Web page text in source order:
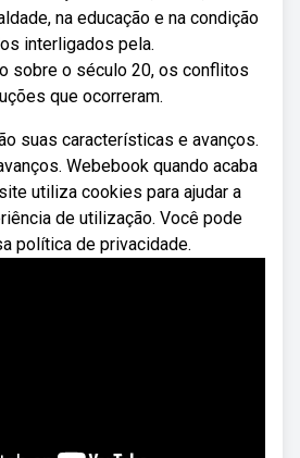
na educação e na condição
interligados pela.
sobre o século 20, os conflitos
que ocorreram.
suas características e avanços.
Webebook quando acaba
utiliza cookies para ajudar a
de utilização. Você pode
política de privacidade.